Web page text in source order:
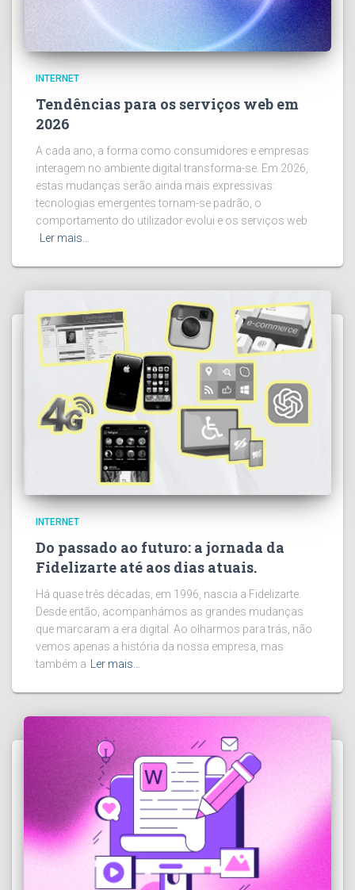
INTERNET
Tendências para os serviços web em
2026
A cada ano, a forma como consumidores e empresas
interagem no ambiente digital transforma-se. Em 2026,
estas mudanças serão ainda mais expressivas:
tecnologias emergentes tornam-se padrão, o
comportamento do utilizador evolui e os serviços web
Ler mais…
INTERNET
Do passado ao futuro: a jornada da
Fidelizarte até aos dias atuais.
Há quase três décadas, em 1996, nascia a Fidelizarte.
Desde então, acompanhámos as grandes mudanças
que marcaram a era digital. Ao olharmos para trás, não
vemos apenas a história da nossa empresa, mas
também a Ler mais…